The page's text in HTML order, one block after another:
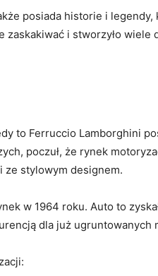
posiada historie i
i stworzyło wiele
to Ferruccio Lamborghini
poczuł,⁣ że rynek
⁤ze stylowym⁣ designem.
w 1964 roku. Auto to
dla już ugruntowanych